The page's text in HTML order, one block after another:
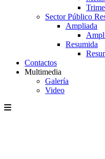
Sector Público
Ampliada
Resumida
Contactos
Multimedia
Galería
Video